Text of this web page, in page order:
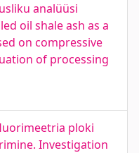
analüüsi
oil shale ash as a
on compressive
of processing
ploki
Investigation